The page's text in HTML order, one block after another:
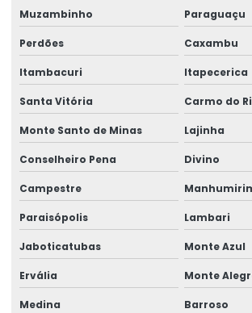
Rótulos Adesivos Para Produtos De Limpeza
Rótulos Adesivos Personalizados
Rótulos Adesivos Transparentes Para Produtos
Rótulos Com Acabamento Fosco
Rótulos De Balança Personalizados
Rótulos De Gondola Para Loja
Rótulos Em Papel Couchê
Rótulos Especiais Para Bebidas
Muzambinho Paraguaçu
Perdões Caxambu
Itambacuri Itapecerica
Santa Vitória Carmo do
Monte Santo de Minas Lajinha
Conselheiro Pena Divino
Campestre
Paraisópolis Lambari
Jaboticatubas Monte Azul
Ervália Monte
Medina Barroso